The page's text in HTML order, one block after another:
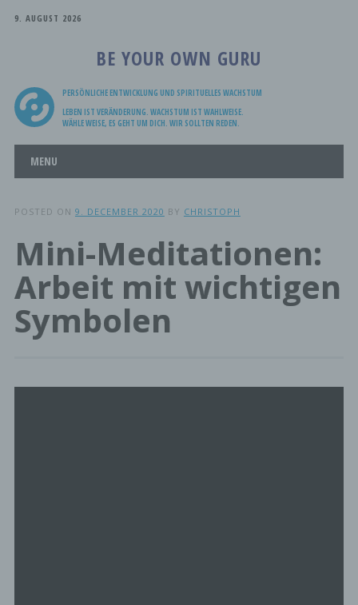
9. AUGUST 2026
BE YOUR OWN GURU
PERSÖNLICHE ENTWICKLUNG UND SPIRITUELLES WACHSTUM
LEBEN IST VERÄNDERUNG. WACHSTUM IST WAHLWEISE.
WÄHLE WEISE, ES GEHT UM DICH. WIR SOLLTEN REDEN.
Main menu
MENU
POSTED ON 9. DECEMBER 2020 BY CHRISTOPH
Mini-Meditationen:
Arbeit mit wichtigen
Symbolen